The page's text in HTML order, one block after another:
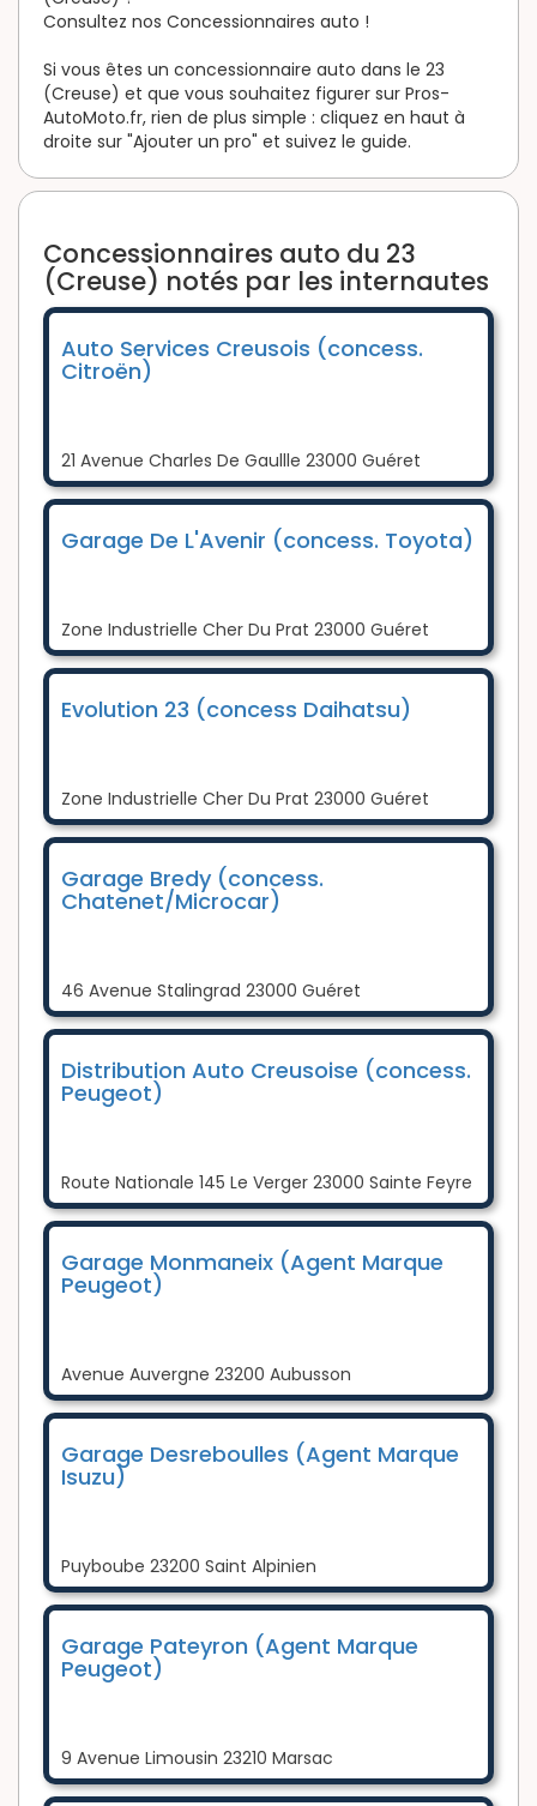
Consultez nos Concessionnaires auto !
Si vous êtes un concessionnaire auto dans le 23
(Creuse) et que vous souhaitez figurer sur Pros-
AutoMoto.fr, rien de plus simple : cliquez en haut à
droite sur "Ajouter un pro" et suivez le guide.
Concessionnaires auto du 23
(Creuse) notés par les internautes
Auto Services Creusois (concess.
Citroën)
21 Avenue Charles De Gaullle 23000 Guéret
Garage De L'Avenir (concess. Toyota)
Zone Industrielle Cher Du Prat 23000 Guéret
Evolution 23 (concess Daihatsu)
Zone Industrielle Cher Du Prat 23000 Guéret
Garage Bredy (concess.
Chatenet/Microcar)
46 Avenue Stalingrad 23000 Guéret
Distribution Auto Creusoise (concess.
Peugeot)
Route Nationale 145 Le Verger 23000 Sainte Feyre
Garage Monmaneix (Agent Marque
Peugeot)
Avenue Auvergne 23200 Aubusson
Garage Desreboulles (Agent Marque
Isuzu)
Puyboube 23200 Saint Alpinien
Garage Pateyron (Agent Marque
Peugeot)
9 Avenue Limousin 23210 Marsac